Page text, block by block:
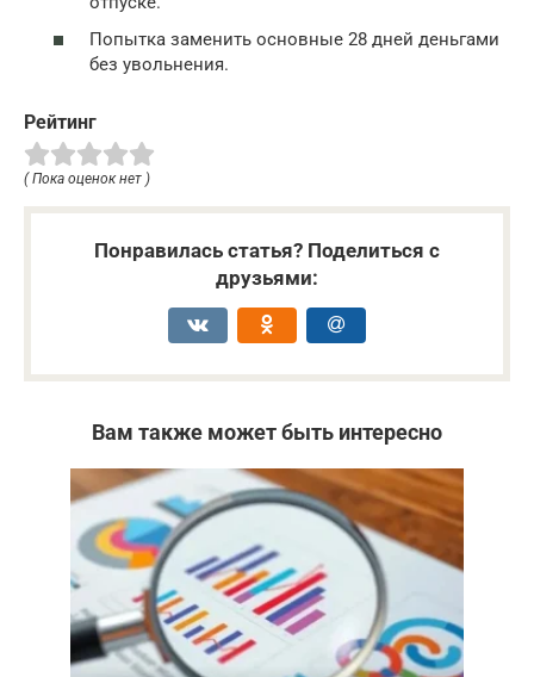
Попытка заменить основные 28 дней деньгами
без увольнения.
Рейтинг
( Пока оценок нет )
Понравилась статья? Поделиться с
друзьями:
Вам также может быть интересно